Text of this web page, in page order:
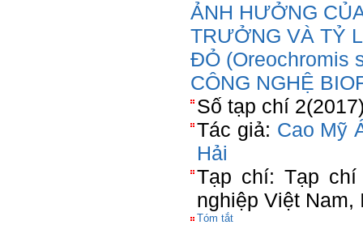
ẢNH HƯỞNG
TRƯỞNG VÀ TỶ
ĐỎ (Oreochromis
CÔNG NGHỆ
Số tạp chí
Tác giả: Cao Mỹ
Hải
Tạp chí: Tạp chí
nghiệp Việt Nam,
Tóm tắt